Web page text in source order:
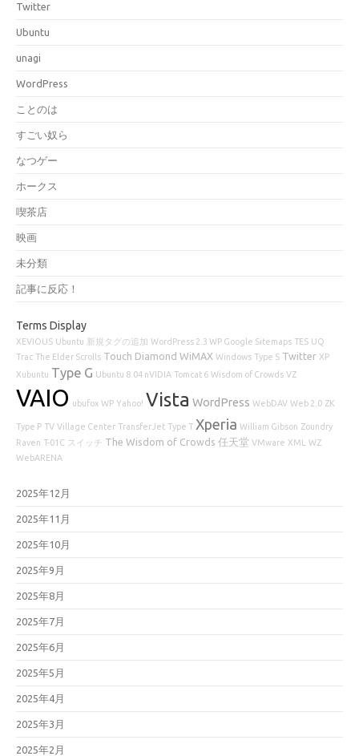
Twitter
Ubuntu
unagi
WordPress
ことのは
すごい奴ら
なつゲー
ホークス
喫茶店
映画
未分類
記事に反応！
Terms Display
XEVIOUS Ubuntu 新規タグの追加 WordPress 2.3 WP Google Sitemaps TES UQ
Trac The Elder Scrolls Touch Diamond WiMAX Windows Type S Twitter XP
Xubuntu Type G Ubuntu 8.04 nVIDIA Tomcat 6 Wisdom of Crowds VZ
VAIO ubufox WP Yahoo! Vista WordPress WebDAV Web 2.0 ZK
Type P TV Village Center TransferJet Type T Xperia William Gibson Zoundry
Raven T-01C スイッチ The Wisdom of Crowds 任天堂 VMware XML WZ
WebARENA
2025年12月
2025年11月
2025年10月
2025年9月
2025年8月
2025年7月
2025年6月
2025年5月
2025年4月
2025年3月
2025年2月